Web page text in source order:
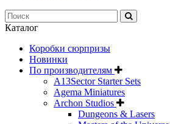
Каталог
Коробки сюрпризы
Новинки
По производителям
A13Sector Starter Sets
Agema Miniatures
Archon Studios
Dungeons & Lasers